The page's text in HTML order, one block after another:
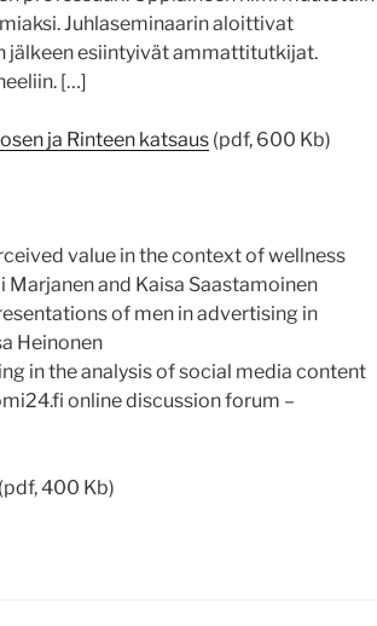
Juhlaseminaarin aloittivat
jälkeen esiintyivät ammattitutkijat.
[…]
ja Rinteen katsaus (pdf, 600 Kb)
value in the context of wellness
Marjanen and Kaisa Saastamoinen
of men in advertising in
Heinonen
in the analysis of social­ media content
online discussion forum –
(pdf, 400 Kb)